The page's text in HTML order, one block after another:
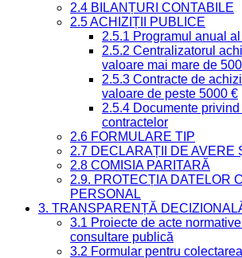
2.4 BILANȚURI CONTABILE
2.5 ACHIZIȚII PUBLICE
2.5.1 Programul anual
2.5.2 Centralizatorul
valoare mai mare de
2.5.3 Contracte de
valoare de peste 5000 €
2.5.4 Documente
contractelor
2.6 FORMULARE TIP
2.7 DECLARAȚII DE AVERE
2.8 COMISIA PARITARĂ
2.9. PROTECȚIA DATELOR
PERSONAL
3. TRANSPARENȚĂ
3.1 Proiecte de acte
consultare publică
3.2 Formular pentru